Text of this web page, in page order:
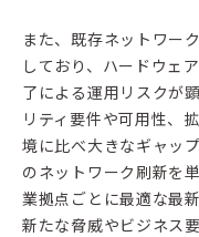
また、既存ネットワー
しており、ハードウェ
了による運用リスクが
リティ要件や可用性、
境に比べ大きなギャッ
のネットワーク刷新を
業拠点ごとに最適な最
新たな脅威やビジネス